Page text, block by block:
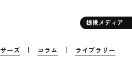
提携メディア
ーズ コラム ライブラリー